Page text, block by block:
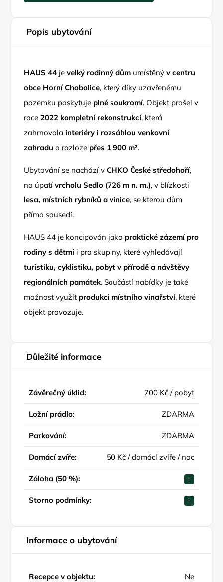
Popis ubytování
HAUS 44 jevelký rodinný dům umístěnýv centru
obce Horní Chobolice, který díky uzavřenému
pozemku poskytuje plné soukromí. Objekt prošel v
roce2022 kompletní rekonstrukcí, která
zahrnovala interiéry i rozsáhlou venkovní
zahradu o rozloze přes 1 900 m².
Ubytování se nachází vCHKO České středohoří,
na úpatívrcholu Sedlo (726 m n. m.), v blízkosti
lesa, místních rybníků a vinice, se kterou dům
přímo sousedí.
HAUS 44 je koncipován jako praktické zázemí pro
rodiny s dětmi i pro skupiny, které vyhledávají
turistiku, cyklistiku, pobyt v přírodě a návštěvy
regionálních památek. Součástí nabídky je také
možnost využít produkci místního vinařství, které
objekt provozuje.
Důležité informace
Závěrečný úklid: 700 Kč / pobyt
Ložní prádlo: ZDARMA
Parkování: ZDARMA
Domácí zvíře: 50 Kč / domácí zvíře / noc
Záloha (50 %): i
Storno podmínky: i
Informace o ubytování
Recepce v objektu: Ne